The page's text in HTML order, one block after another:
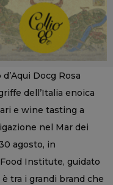
Docg Rosa
dell’Italia enoica
e wine tasting a
nel Mar dei
agosto, in
Institute, guidato
tra i grandi brand che